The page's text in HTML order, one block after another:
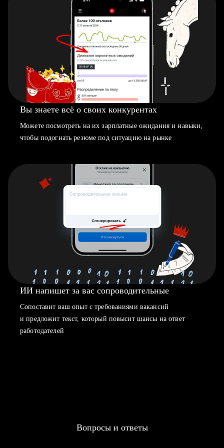
Вы знаете всё о своих конкурентах
Можете посмотреть на их зарплатные ожидания и навыки,
чтобы подогнать резюме под ситуацию на рынке
ИИ напишет за вас сопроводительные
Сопоставит ваш опыт с требованиями вакансий
и предложит текст, который повысит шансы на ответ
работодателей
Вопросы и ответы